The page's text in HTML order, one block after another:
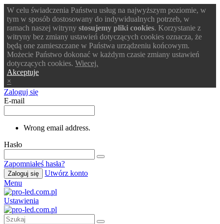
W celu świadczenia Państwu usług na najwyższym poziomie, w
tym w sposób dostosowany do indywidualnych potrzeb, w
ramach naszej witryny stosujemy pliki cookies. Korzystanie z
witryny bez zmiany ustawień dotyczących cookies oznacza, że
będą one zamieszczane w Państwa urządzeniu końcowym.
Możecie Państwo dokonać w każdym czasie zmiany ustawień
dotyczących cookies. Wiecej.
Akceptuje
×
Zaloguj się
E-mail
Wrong email address.
Hasło
Zapomniałeś hasła?
Zaloguj się
Utwórz konto
Menu
Ustawienia